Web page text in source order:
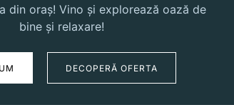
din oraș! Vino și explorează oază de
bine și relaxare!
DECOPERĂ OFERTA